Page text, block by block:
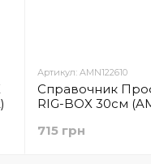
Артикул: AMN122610
Справочник
RIG-BOX 30см
715 грн